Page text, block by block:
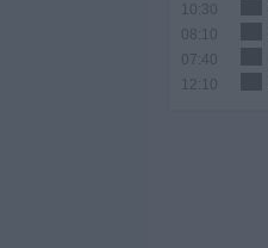
10:30
08:10
07:40
12:10